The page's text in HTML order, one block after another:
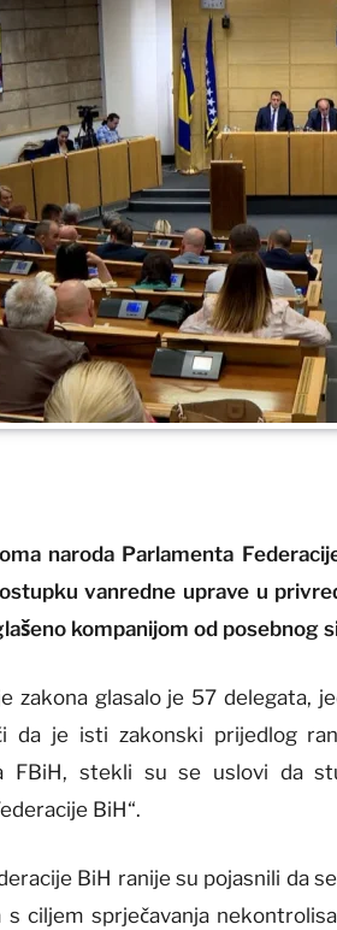
naroda Parlamenta
vanredne uprave u
kompanijom od posebnog
zakona glasalo je 57 delegata,
da je isti zakonski prijedlog
FBiH, stekli su se uslovi da
BiH“.
BiH ranije su pojasnili da
s ciljem sprječavanja